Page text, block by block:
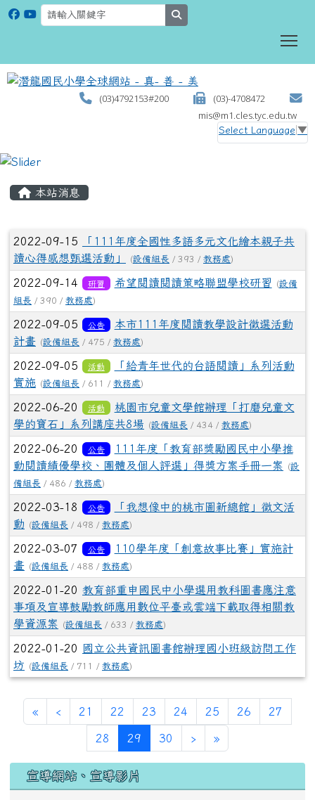
(03)4792153#200
(03)-4708472
mis@m1.cles.tyc.edu.tw
Select Language ▼
本站消息
文章列表
2022-09-15
「111年度全國性多語多元文化繪本親子共
讀心得感想甄選活動」
(設備組長 / 393 / 教務處)
2022-09-14 研習 希望閱讀閱讀策略聯盟學校研習 (設備
組長 / 390 / 教務處)
2022-09-05 公告
本市111年度閱讀教學設計徵選活動
計畫 (設備組長 / 475 / 教務處)
2022-09-05 活動
「給青年世代的台語閱讀」系列活動
實施 (設備組長 / 611 / 教務處)
2022-06-20 活動
桃園市兒童文學館辦理「打磨兒童文
學的寶石」系列講座共8場
(設備組長 / 434 / 教務處)
2022-06-20 公告
111年度「教育部獎勵國民中小學推
動閱讀績優學校、團體及個人評選」得獎方案手冊一案
(設
備組長 / 486 / 教務處)
2022-03-18 公告
「我想像中的桃市圖新總館」徵文活
動
(設備組長 / 498 / 教務處)
2022-03-07 公告
110學年度「創意故事比賽」實施計
畫 (設備組長 / 488 / 教務處)
2022-01-20 教育部重申國民中小學選用教科圖書應注意
事項及宣導鼓勵教師應用數位平臺或雲端下載取得相關教
學資源案
(設備組長 / 633 / 教務處)
2022-01-20 國立公共資訊圖書館辦理國小班級訪問工作
坊
(設備組長 / 711 / 教務處)
« ‹ 21 22 23 24 25 26 27
28 29(current)
30 › »
宣導網站、宣導影片